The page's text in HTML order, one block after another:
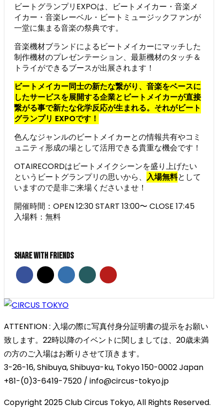
ビートグランプリEXPOは、ビートメイカー・音楽メ
イカー・音楽レーベル・ビートミュージックファンが
一堂に集まる音楽の祭典です。
音楽機材ブランドによるビートメイカーにマッチした
制作機材のプレゼンテーション、最新機材のタッチ＆
トライができるブースが出展されます！
ビートメイカー同士の新たな繋がり、音楽をベースに
したサービスを展開する企業とビートメイカーが直接
繋がる事で新たな化学反応が生まれる。それがビート
グランプリ EXPOです！
色んなジャンルのビートメイカーとの情報共有やコミ
ュニティ形成の場として活用できる貴重な機会です！
OTAIRECORDはビートメイクシーンを盛り上げたい
というビートグランプリの思いから、 入場無料として
いますので是非ご来場くださいませ！
開催時間：OPEN 12:30 START 13:00〜 CLOSE 17:45
入場料：無料
Share With Friends
ATTENTION : 入場の際に写真付身分証明書の提示をお願い
致します。22時以降のイベントに関しましては、20歳未満
の方のご入場はお断りさせて頂きます。
3-26-16, Shibuya, Shibuya-ku, Tokyo 150-0002 Japan
+81-(0)3-6419-7520 / info@circus-tokyo.jp
Copyright 2025 Club Circus Tokyo, All Rights Reserved.